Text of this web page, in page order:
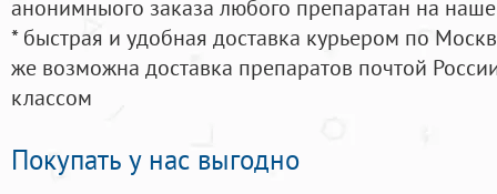
анонимныого заказа любого препаратан на
* быстрая и удобная доставка курьером по
же возможна доставка препаратов почтой
классом
Покупать у нас выгодно